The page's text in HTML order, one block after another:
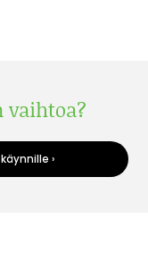
vaihtoa?
›